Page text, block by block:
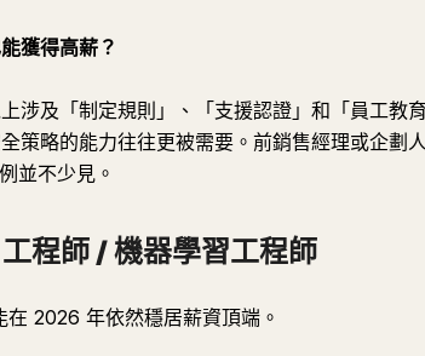
獲得高薪？
涉及「制定規則」、「支援認證」和「員工教
策略的能力往往更被需要。前銷售經理或企劃
並不少見。
程師 / 機器學習工程師
在 2026 年依然穩居薪資頂端。